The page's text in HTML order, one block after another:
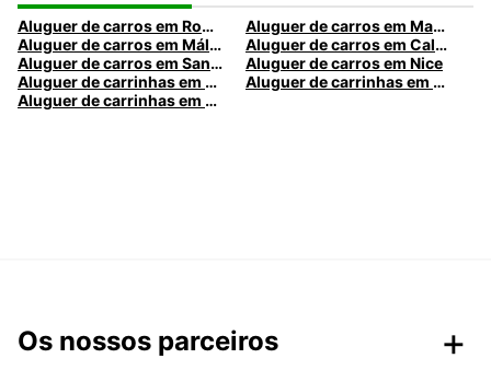
Aluguer de carros em Roma
Aluguer de carros em Madrid
Aluguer de carros em Málaga
Aluguer de carros em Caldas da Rainha
Aluguer de carros em Santa Maria da Feira
Aluguer de carros em Nice
Aluguer de carrinhas em Nice
Aluguer de carrinhas em Santa Maria da Feira
Aluguer de carrinhas em Caldas da Rainha
Os nossos parceiros